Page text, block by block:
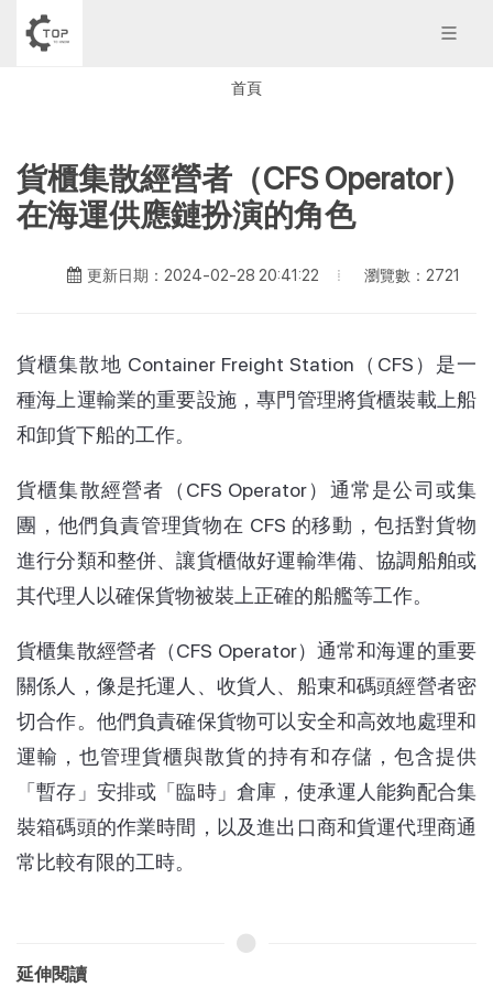
首頁
貨櫃集散經營者（CFS Operator）
在海運供應鏈扮演的角色
更新日期：2024-02-28 20:41:22 瀏覽數：2721
貨櫃集散地 Container Freight Station（CFS）是一
種海上運輸業的重要設施，專門管理將貨櫃裝載上船
和卸貨下船的工作。
貨櫃集散經營者（CFS Operator）通常是公司或集
團，他們負責管理貨物在 CFS 的移動，包括對貨物
進行分類和整併、讓貨櫃做好運輸準備、協調船舶或
其代理人以確保貨物被裝上正確的船艦等工作。
貨櫃集散經營者（CFS Operator）通常和海運的重要
關係人，像是托運人、收貨人、船東和碼頭經營者密
切合作。他們負責確保貨物可以安全和高效地處理和
運輸，也管理貨櫃與散貨的持有和存儲，包含提供
「暫存」安排或「臨時」倉庫，使承運人能夠配合集
裝箱碼頭的作業時間，以及進出口商和貨運代理商通
常比較有限的工時。
延伸閱讀